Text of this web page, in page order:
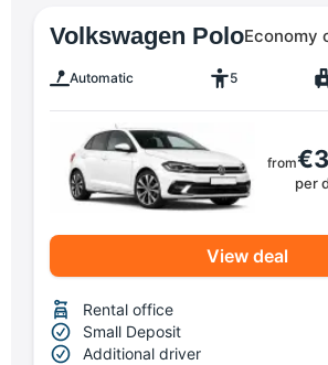
Volkswagen PoloEconomy
Automatic 5
from
per
View deal
Rental office
Small Deposit
Additional driver